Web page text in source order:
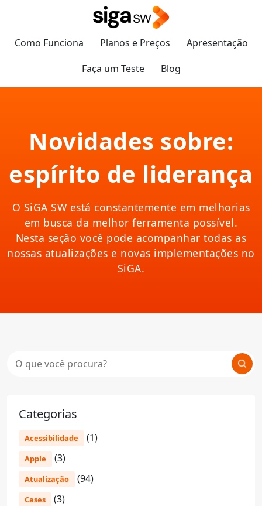
Como Funciona Planos e Preços
Apresentação
Faça um Teste
Blog
Novidades sobre:
espírito de liderança
O SiGA SW está constantemente em melhorias
em busca da melhor ferramenta possível.
Nesta seção você pode acompanhar todas as
nossas atualizações e novas implementações no
SiGA.
Categorias
Acessibilidade (1)
Apple (3)
Atualização (94)
Cases (3)